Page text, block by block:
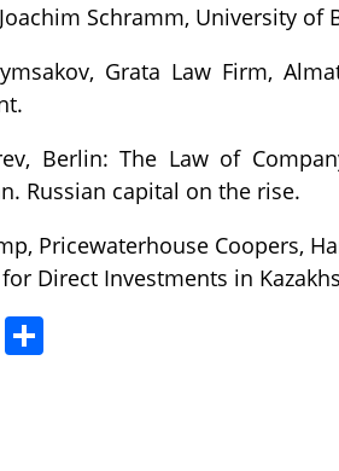
Schramm, University
Grata Law Firm,
Berlin: The Law of
Russian capital on the rise.
Pricewaterhouse Coopers,
Direct Investments in
LinkedIn